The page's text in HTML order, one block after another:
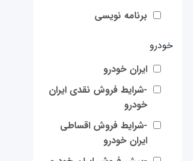
برنامه نویسی
خودرو
ایران خودرو
-شرایط فروش نقدی ایران
خودرو
-شرایط فروش اقساطی
ایران خودرو